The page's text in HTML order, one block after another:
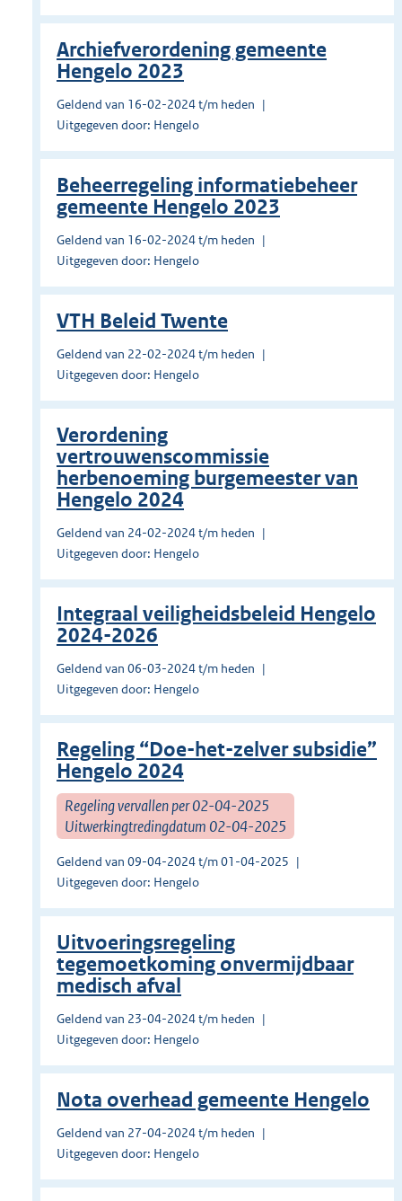
Archiefverordening gemeente
Hengelo 2023
Geldend van 16-02-2024 t/m heden
Uitgegeven door: Hengelo
Beheerregeling informatiebeheer
gemeente Hengelo 2023
Geldend van 16-02-2024 t/m heden
Uitgegeven door: Hengelo
VTH Beleid Twente
Geldend van 22-02-2024 t/m heden
Uitgegeven door: Hengelo
Verordening
vertrouwenscommissie
herbenoeming burgemeester van
Hengelo 2024
Geldend van 24-02-2024 t/m heden
Uitgegeven door: Hengelo
Integraal veiligheidsbeleid Hengelo
2024-2026
Geldend van 06-03-2024 t/m heden
Uitgegeven door: Hengelo
Regeling “Doe-het-zelver subsidie”
Hengelo 2024
Regeling vervallen per 02-04-2025
Uitwerkingtredingdatum 02-04-2025
Geldend van 09-04-2024 t/m 01-04-2025
Uitgegeven door: Hengelo
Uitvoeringsregeling
tegemoetkoming onvermijdbaar
medisch afval
Geldend van 23-04-2024 t/m heden
Uitgegeven door: Hengelo
Nota overhead gemeente Hengelo
Geldend van 27-04-2024 t/m heden
Uitgegeven door: Hengelo